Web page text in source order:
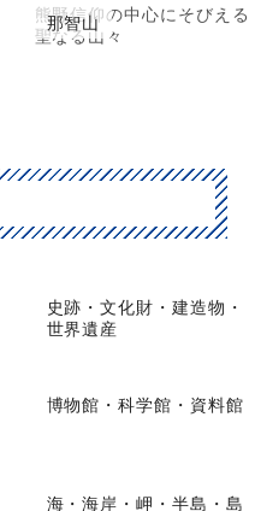
那智山
熊野信仰の中心にそびえる
聖なる山々
史跡・文化財・建造物・
世界遺産
博物館・科学館・資料館
海・海岸・岬・半島・島